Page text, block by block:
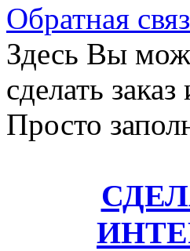
Обратная
Здесь Вы
сделать
Просто